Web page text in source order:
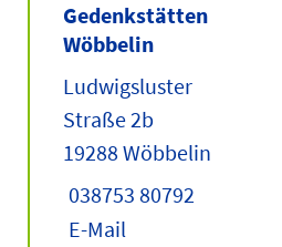
Gedenkstätten
Wöbbelin
Ludwigsluster
Straße 2b
19288 Wöbbelin
038753 80792
E-Mail